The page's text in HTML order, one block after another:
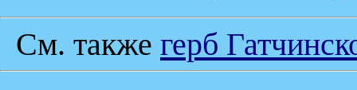
См. также герб